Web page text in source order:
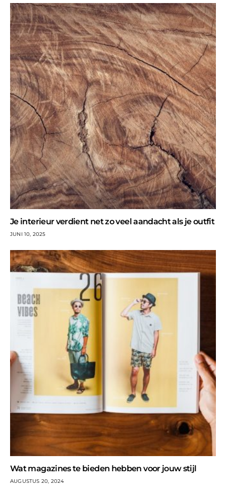
Je interieur verdient net zo veel aandacht als je outfit
JUNI 10, 2025
Wat magazines te bieden hebben voor jouw stijl
AUGUSTUS 20, 2024